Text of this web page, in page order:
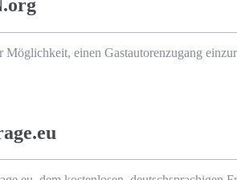
einen Gastautorenzugang